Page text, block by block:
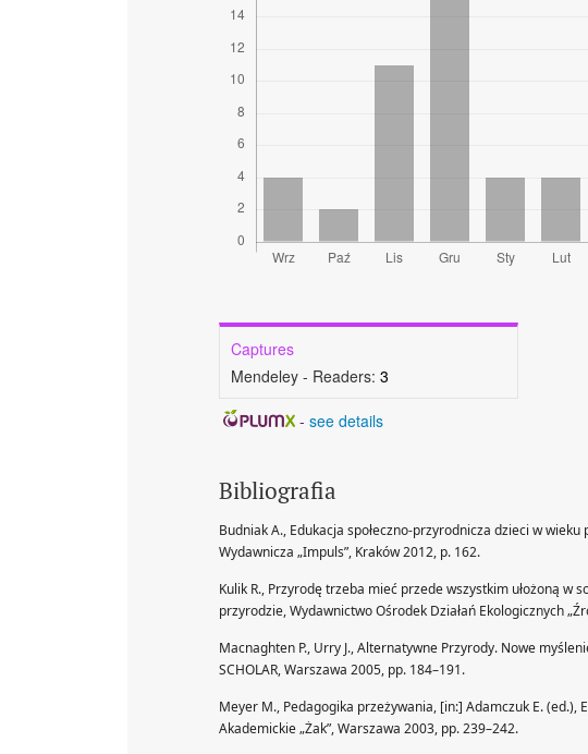
Captures
Mendeley - Readers: 3
- see details
Bibliografia
Budniak A., Edukacja społeczno-przyrodnicza dzieci w
Wydawnicza „Impuls”, Kraków 2012, p. 162.
Kulik R., Przyrodę trzeba mieć przede wszystkim ułożoną w
przyrodzie, Wydawnictwo Ośrodek Działań Ekologicznych
Macnaghten P., Urry J., Alternatywne Przyrody. Nowe
SCHOLAR, Warszawa 2005, pp. 184–191.
Meyer M., Pedagogika przeżywania, [in:] Adamczuk E. (ed.),
Akademickie „Żak”, Warszawa 2003, pp. 239–242.